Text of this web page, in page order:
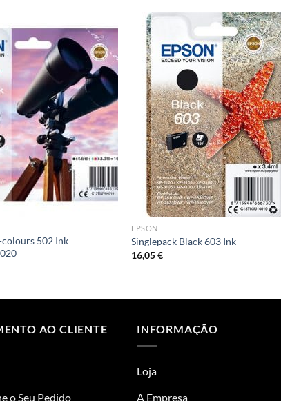
Adicionar
á lista de
desejos
502 Ink
á lista
EPSON
Singlepack Black 603 Ink
16,05€
AO CLIENTE
o Seu Pedido
INFORMAÇÃO
Loja
A Empresa